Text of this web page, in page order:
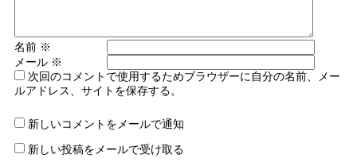
名前 ※
メール ※
次回のコメントで使用するためブラウザーに自分の名前、メー
ルアドレス、サイトを保存する。
新しいコメントをメールで通知
新しい投稿をメールで受け取る